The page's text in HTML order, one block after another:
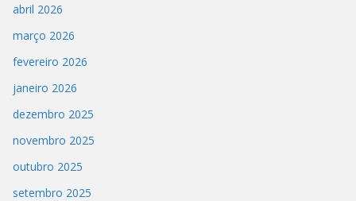
abril 2026
março 2026
fevereiro 2026
janeiro 2026
dezembro 2025
novembro 2025
outubro 2025
setembro 2025